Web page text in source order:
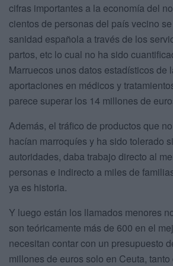
cifras importantes a la economía del
cientos de personas del país vecino
sanidad española a través de los
partos, etc lo cual no ha sido
Marruecos unos datos estadísticos de
aportaciones en médicos y
parece superar los 14 millones de
Además, el tráfico de productos que
hacían marroquíes y ha sido tolerado
autoridades, daba trabajo directo al
personas e indirecto a miles de
ya es historia.
Y luego están los llamados menores
son teóricamente más de 600 en el
necesitan contar con un presupuesto
millones de euros solo en Ceuta,